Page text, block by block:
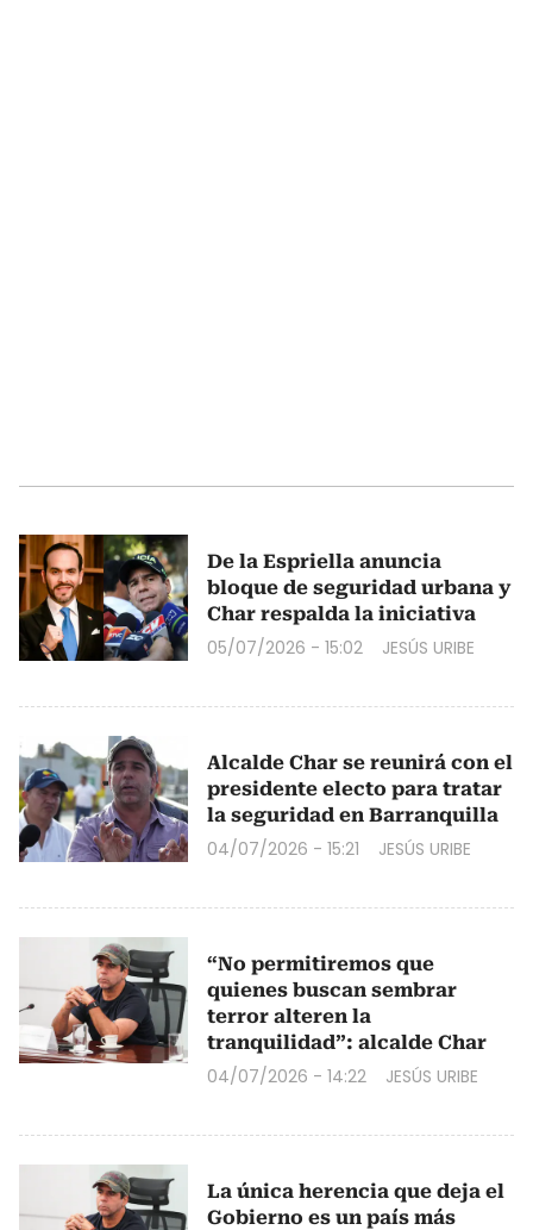
De la Espriella anuncia
bloque de seguridad urbana y
Char respalda la iniciativa
05/07/2026 - 15:02 JESÚS URIBE
Alcalde Char se reunirá con el
presidente electo para tratar
la seguridad en Barranquilla
04/07/2026 - 15:21 JESÚS URIBE
“No permitiremos que
quienes buscan sembrar
terror alteren la
tranquilidad”: alcalde Char
04/07/2026 - 14:22 JESÚS URIBE
La única herencia que deja el
Gobierno es un país más